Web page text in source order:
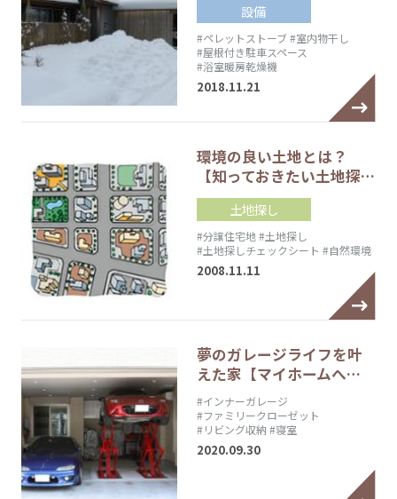
設備
#ペレットストーブ#室内物干し
#屋根付き駐車スペース
#浴室暖房乾燥機
2018.11.21
環境の良い土地とは？
【知っておきたい土地探…
土地探し
#分譲住宅地#土地探し
#土地探しチェックシート #自然環境
2008.11.11
夢のガレージライフを叶
えた家【マイホームへ…
#インナーガレージ
#ファミリークローゼット
#リビング収納 #寝室
2020.09.30